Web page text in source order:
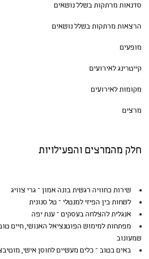
סדנאות מרתקות בשלל נושאים
הרצאות מרתקות בשלל נושאים
מופעים
קייטרינג לאירועים
מקומות לאירועים
מרצים
חלק מהמרצים והפעילויות
שירות כחוויה רגשית בונה אמון – גרי צוויג
לשחות בין הפיזי למנטלי – טל סנונית
אנגלית להצלחה בעסקים – ענת יפה
מפתחות למימוש הפוטנציאל האנושי, חיים
שמעונוב
באים בטוב – כלים מעשיים לחוסן אישי,